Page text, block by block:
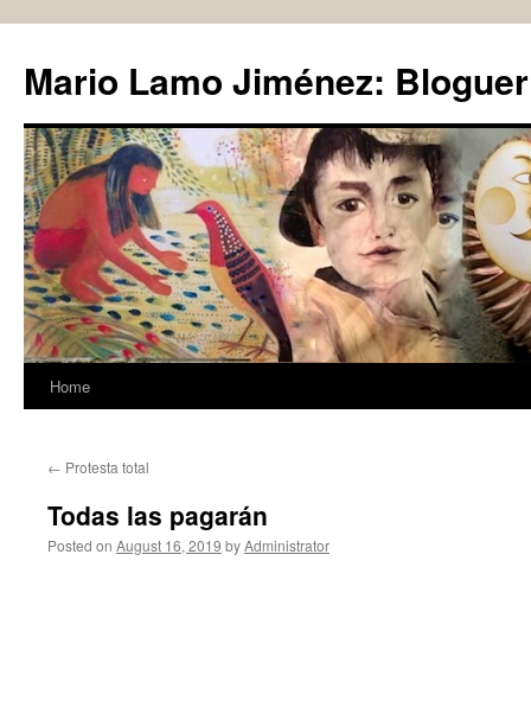
content
Mario Lamo Jiménez:
Home
← Protesta total
Todas las pagarán
Posted on August 16, 2019 byAdministrator